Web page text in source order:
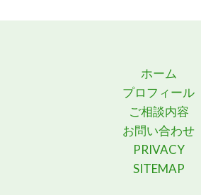
ホーム
プロフィール
ご相談内容
お問い合わせ
PRIVACY
SITEMAP